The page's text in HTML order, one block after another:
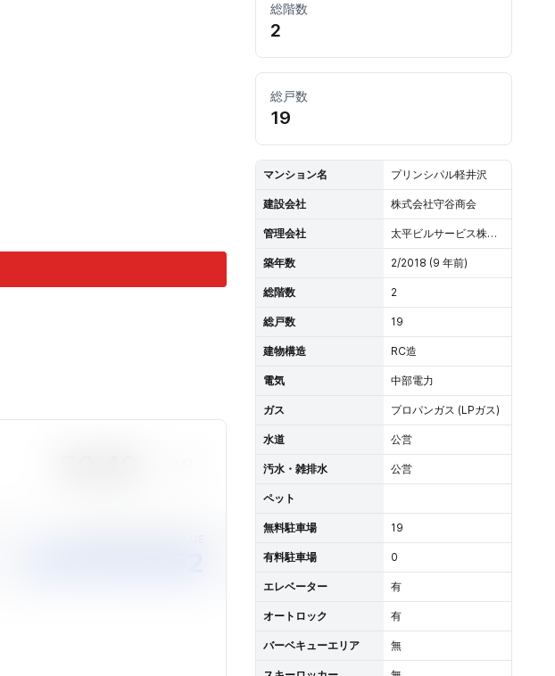
総階数
2
総戸数
19
マンション名 プリンシパル軽井沢
建設会社 株式会社守谷商会
管理会社 太平ビルサービス株式会社
築年数 2/2018 (9 年前)
総階数 2
総戸数 19
建物構造 RC造
電気 中部電力
ガス プロパンガス (LPガス)
水道 公営
汚水・雑排水 公営
ペット
無料駐車場 19
有料駐車場 0
エレベーター 有
オートロック 有
バーベキューエリア 無